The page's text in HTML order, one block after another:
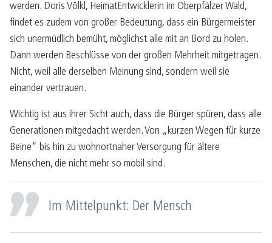
werden. Doris Völkl, HeimatEntwicklerin im Oberpfälzer Wald,
findet es zudem von großer Bedeutung, dass ein Bürgermeister
sich unermüdlich bemüht, möglichst alle mit an Bord zu holen.
Dann werden Beschlüsse von der großen Mehrheit mitgetragen.
Nicht, weil alle derselben Meinung sind, sondern weil sie
einander vertrauen.
Wichtig ist aus ihrer Sicht auch, dass die Bürger spüren, dass alle
Generationen mitgedacht werden. Von „kurzen Wegen für kurze
Beine“ bis hin zu wohnortnaher Versorgung für ältere
Menschen, die nicht mehr so mobil sind.
Im Mittelpunkt: Der Mensch